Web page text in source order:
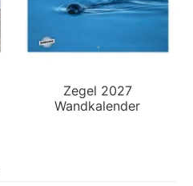
Zegel 2027
Wandkalender